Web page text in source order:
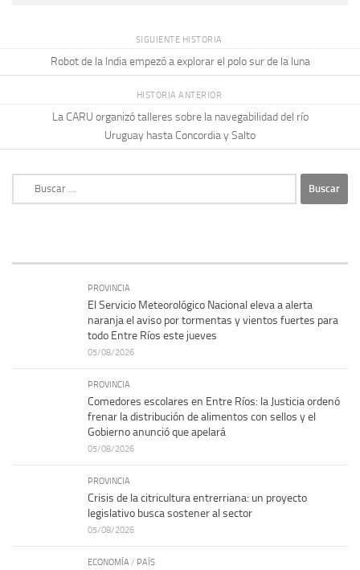
SIGUIENTE HISTORIA
Robot de la India empezó a explorar el polo sur de la luna
HISTORIA ANTERIOR
La CARU organizó talleres sobre la navegabilidad del río
Uruguay hasta Concordia y Salto
PROVINCIA
El Servicio Meteorológico Nacional eleva a alerta
naranja el aviso por tormentas y vientos fuertes para
todo Entre Ríos este jueves
05/08/2026
PROVINCIA
Comedores escolares en Entre Ríos: la Justicia ordenó
frenar la distribución de alimentos con sellos y el
Gobierno anunció que apelará
05/08/2026
PROVINCIA
Crisis de la citricultura entrerriana: un proyecto
legislativo busca sostener al sector
05/08/2026
ECONOMÍA / PAÍS